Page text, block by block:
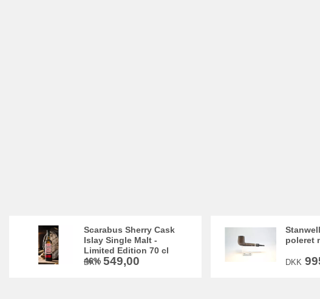
Scarabus Sherry Cask
Islay Single Malt -
Limited Edition 70 cl
46%
DKK549,00
poleret
DKK